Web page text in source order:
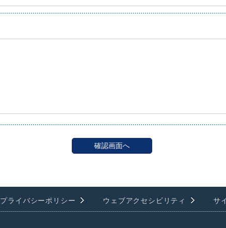
プライバシーポリシー ウェブアクセシビリティ サ